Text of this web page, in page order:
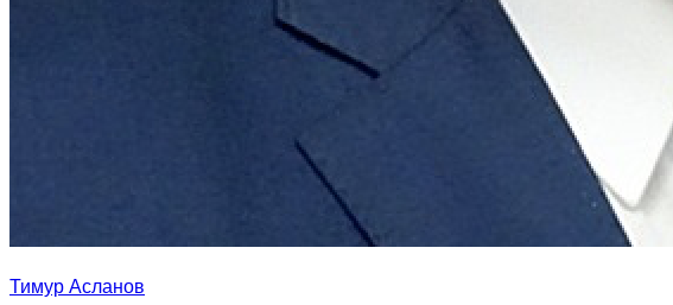
Тимур Асланов